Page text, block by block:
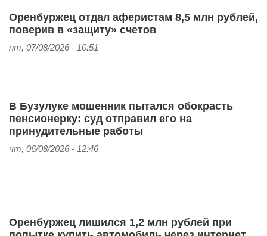
Оренбуржец отдал аферистам 8,5 млн рублей,
поверив в «защиту» счетов
пт, 07/08/2026 - 10:51
В Бузулуке мошенник пытался обокрасть
пенсионерку: суд отправил его на
принудительные работы
чт, 06/08/2026 - 12:46
Оренбуржец лишился 1,2 млн рублей при